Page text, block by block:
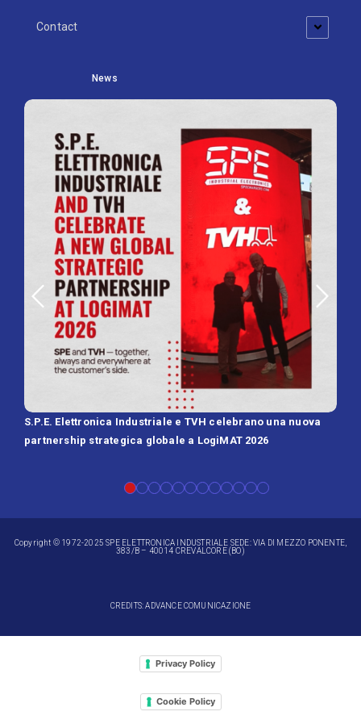
Contact
News
S.P.E. Elettronica Industriale e TVH celebrano una nuova
partnership strategica globale a LogiMAT 2026
Copyright © 1972-2025 SPE ELETTRONICA INDUSTRIALE SEDE: VIA DI MEZZO PONENTE,
383/B – 40014 CREVALCORE (BO)
CREDITS: ADVANCE COMUNICAZIONE
Privacy Policy
Cookie Policy